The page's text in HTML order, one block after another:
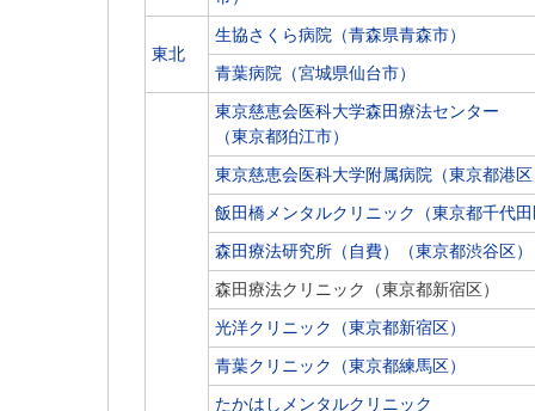
東北
生協さくら病院（青森県青森市）
青葉病院（宮城県仙台市）
東京慈恵会医科大学森田療法センター
（東京都狛江市）
東京慈恵会医科大学附属病院（東京都港
飯田橋メンタルクリニック（東京都千代
森田療法研究所（自費）（東京都渋谷区）
森田療法クリニック（東京都新宿区）
光洋クリニック（東京都新宿区）
青葉クリニック（東京都練馬区）
たかはしメンタルクリニック